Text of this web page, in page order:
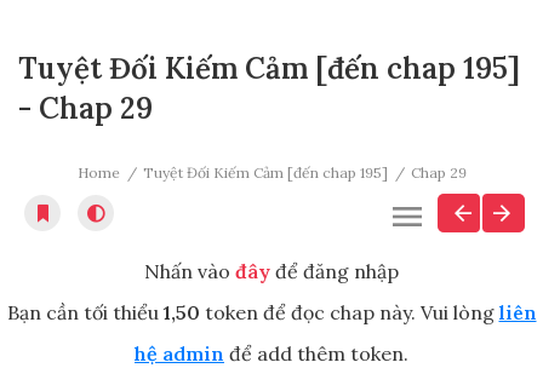
Tuyệt Đối Kiếm Cảm [đến chap 195]
- Chap 29
Home Tuyệt Đối Kiếm Cảm [đến chap 195] Chap 29
Nhấn vào đây để đăng nhập
Bạn cần tối thiểu 1,50 token để đọc chap này. Vui lòng liên
hệ admin để add thêm token.